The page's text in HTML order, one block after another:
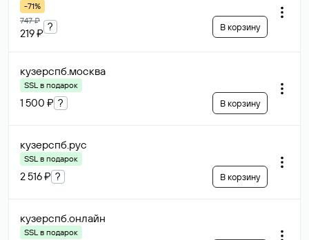
-71%
747 ₽
219 ₽
? В корзину
кузерспб.москва
SSL в подарок
1 500 ₽ ? В корзину
кузерспб.рус
SSL в подарок
2 516 ₽ ? В корзину
кузерспб.онлайн
SSL в подарок